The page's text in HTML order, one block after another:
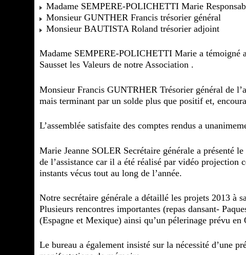
Madame SEMPERE-POLICHETTI Marie
Monsieur GUNTHER Francis trésorier général
Monsieur BAUTISTA Roland trésorier adjoint
Madame SEMPERE-POLICHETTI Marie a témoigné
Sausset les Valeurs de notre Association .
Monsieur Francis GUNTRHER Trésorier général de
mais terminant par un solde plus que positif et,
L’assemblée satisfaite des comptes rendus a
Marie Jeanne SOLER Secrétaire générale a présenté
de l’assistance car il a été réalisé par vidéo
instants vécus tout au long de l’année.
Notre secrétaire générale a détaillé les projets 2013 à
Plusieurs rencontres importantes (repas dansant-
(Espagne et Mexique) ainsi qu’un pélerinage prévu en
Le bureau a également insisté sur la nécessité d’une